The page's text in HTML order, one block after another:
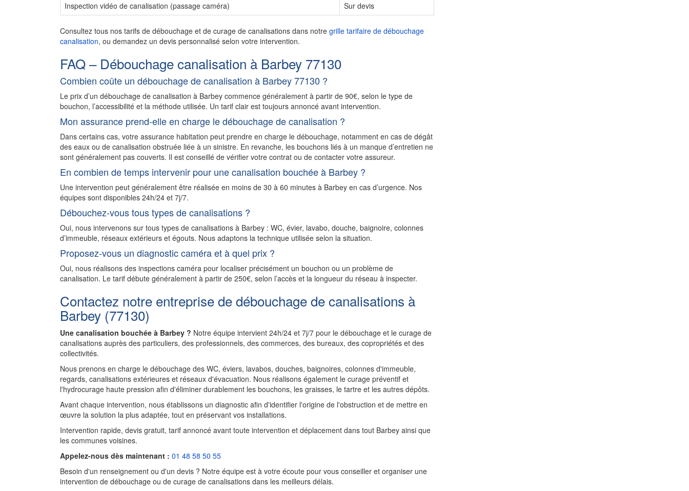
Inspection vidéo de canalisation (passage caméra)
Sur devis
Consultez tous nos tarifs de débouchage et de curage de canalisations dans notre grille tarifaire de débouchage
canalisation, ou demandez un devis personnalisé selon votre intervention.
FAQ – Débouchage canalisation à Barbey 77130
Combien coûte un débouchage de canalisation à Barbey 77130 ?
Le prix d’un débouchage de canalisation à Barbey commence généralement à partir de 90€, selon le type de
bouchon, l’accessibilité et la méthode utilisée. Un tarif clair est toujours annoncé avant intervention.
Mon assurance prend-elle en charge le débouchage de canalisation ?
Dans certains cas, votre assurance habitation peut prendre en charge le débouchage, notamment en cas de dégât
des eaux ou de canalisation obstruée liée à un sinistre. En revanche, les bouchons liés à un manque d’entretien ne
sont généralement pas couverts. Il est conseillé de vérifier votre contrat ou de contacter votre assureur.
En combien de temps intervenir pour une canalisation bouchée à Barbey ?
Une intervention peut généralement être réalisée en moins de 30 à 60 minutes à Barbey en cas d’urgence. Nos
équipes sont disponibles 24h/24 et 7j/7.
Débouchez-vous tous types de canalisations ?
Oui, nous intervenons sur tous types de canalisations à Barbey : WC, évier, lavabo, douche, baignoire, colonnes
d’immeuble, réseaux extérieurs et égouts. Nous adaptons la technique utilisée selon la situation.
Proposez-vous un diagnostic caméra et à quel prix ?
Oui, nous réalisons des inspections caméra pour localiser précisément un bouchon ou un problème de
canalisation. Le tarif débute généralement à partir de 250€, selon l’accès et la longueur du réseau à inspecter.
Contactez notre entreprise de débouchage de canalisations à
Barbey (77130)
Une canalisation bouchée à Barbey ? Notre équipe intervient 24h/24 et 7j/7 pour le débouchage et le curage de
canalisations auprès des particuliers, des professionnels, des commerces, des bureaux, des copropriétés et des
collectivités.
Nous prenons en charge le débouchage des WC, éviers, lavabos, douches, baignoires, colonnes d'immeuble,
regards, canalisations extérieures et réseaux d'évacuation. Nous réalisons également le curage préventif et
l'hydrocurage haute pression afin d'éliminer durablement les bouchons, les graisses, le tartre et les autres dépôts.
Avant chaque intervention, nous établissons un diagnostic afin d'identifier l'origine de l'obstruction et de mettre en
œuvre la solution la plus adaptée, tout en préservant vos installations.
Intervention rapide, devis gratuit, tarif annoncé avant toute intervention et déplacement dans tout Barbey ainsi que
les communes voisines.
Appelez-nous dès maintenant : 01 48 58 50 55
Besoin d'un renseignement ou d'un devis ? Notre équipe est à votre écoute pour vous conseiller et organiser une
intervention de débouchage ou de curage de canalisations dans les meilleurs délais.